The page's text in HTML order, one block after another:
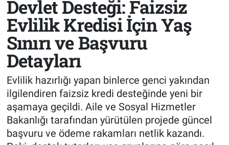
Devlet Desteği: Faizsiz
Evlilik Kredisi İçin Yaş
Sınırı ve Başvuru
Detayları
Evlilik hazırlığı yapan binlerce genci yakından
ilgilendiren faizsiz kredi desteğinde yeni bir
aşamaya geçildi. Aile ve Sosyal Hizmetler
Bakanlığı tarafından yürütülen projede güncel
başvuru ve ödeme rakamları netlik kazandı.
Sağlık
Spor
Teknoloji
Tv Medya
KÜLTÜR SANAT